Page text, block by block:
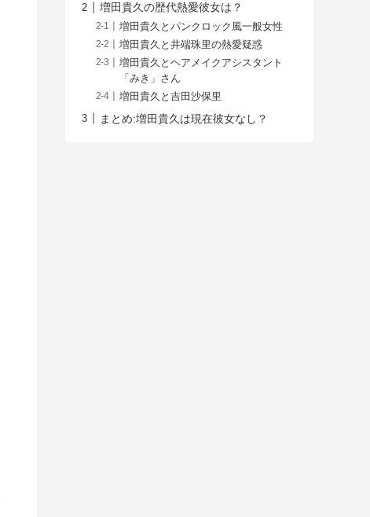
増田貴久の歴代熱愛彼女は？
増田貴久とパンクロック風一般女性
増田貴久と井端珠里の熱愛疑惑
増田貴久とヘアメイクアシスタント
「みき」さん
増田貴久と吉田沙保里
まとめ:増田貴久は現在彼女なし？